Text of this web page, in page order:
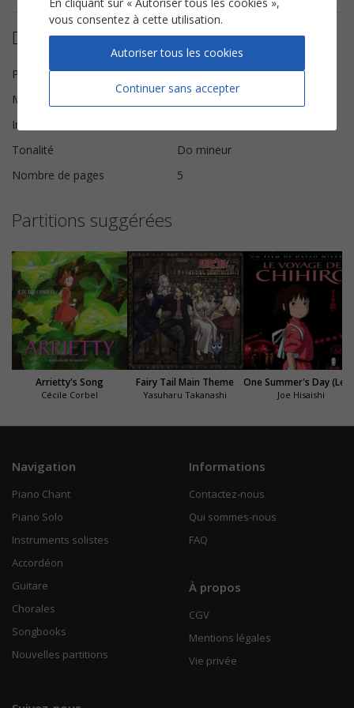
Détails de la partition
Paroles
Shouko Fujibayashi
Musique
Kouhei Tanaka
Instrumentation
Tonalité
Do mineur
Nombre de pages
5
Partitions suggérées
Arrietty's Song
Cécile Corbel
Fairy Tail Main Theme
Yasuharu Takanashi Joe Hisaishi
Navigation
Piano Chant
Piano Solo
Instruments solistes
Accordéon
Guitare
Chorales
Songbooks
Nouvelles partitions
Informations
Contactez-nous
Qui sommes-nous
FAQ
À propos
CGV
Mentions légales
Vie privée
vous consentez à cette utilisation.
Continuer sans accepter
Autoriser tous les cookies